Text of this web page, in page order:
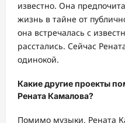
известно. Она
жизнь в тайне от
она встречалась с
расстались. Сейчас
одинокой.
Какие другие проекты
Рената Камалова?
Помимо музыки, Рената